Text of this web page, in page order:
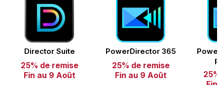
Director Suite
25% de remise
Fin au 9 Août
PowerDirector 365
25% de remise
Fin au 9 Août